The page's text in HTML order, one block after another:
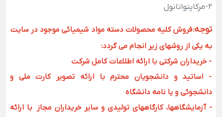
۲-مرکاپتواتانول
توجه:فروش کلیه محصولات دسته مواد شیمیائی موجود در سایت
به یکی از روشهای زیر انجام می گردد:
- خریداران شرکتی با ارائه اطلاعات کامل شرکت
- اساتید و دانشجویان محترم با ارائه تصویر کارت ملی و
دانشجوئی و یا نامه دانشگاه
- آزمایشگاهها، کارگاههای تولیدی و سایر خریداران مجاز با ارائه